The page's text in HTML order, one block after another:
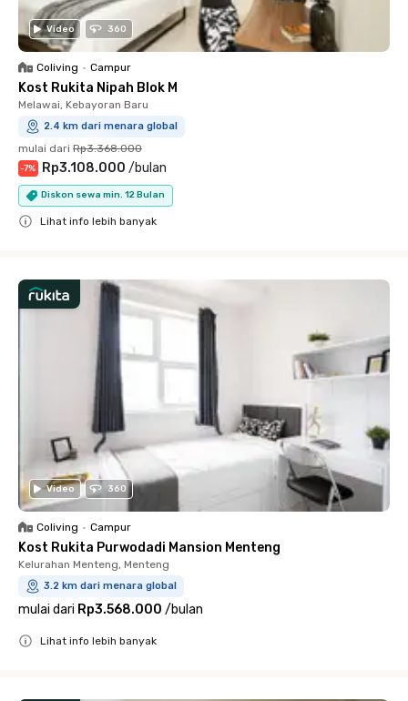
Video 360
Coliving • Campur
Kost Rukita Nipah Blok M
Melawai, Kebayoran Baru
2.4 km dari menara global
mulai dari Rp3.368.000
-7% Rp3.108.000 /bulan
Diskon sewa min. 12 Bulan
Lihat info lebih banyak
Video 360
Coliving • Campur
Kost Rukita Purwodadi Mansion Menteng
Kelurahan Menteng, Menteng
3.2 km dari menara global
mulai dari Rp3.568.000 /bulan
Lihat info lebih banyak